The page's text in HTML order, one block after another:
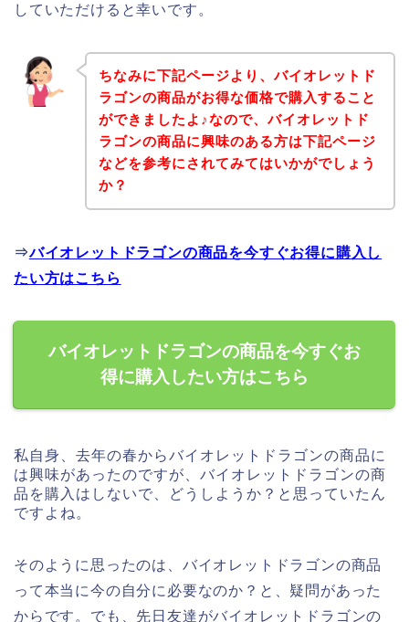
していただけると幸いです。
ちなみに下記ページより、バイオレットド
ラゴンの商品がお得な価格で購入すること
ができましたよ♪なので、バイオレットド
ラゴンの商品に興味のある方は下記ページ
などを参考にされてみてはいかがでしょう
か？
⇒バイオレットドラゴンの商品を今すぐお得に購入し
たい方はこちら
バイオレットドラゴンの商品を今すぐお
得に購入したい方はこちら
私自身、去年の春からバイオレットドラゴンの商品に
は興味があったのですが、バイオレットドラゴンの商
品を購入はしないで、どうしようか？と思っていたん
ですよね。
そのように思ったのは、バイオレットドラゴンの商品
って本当に今の自分に必要なのか？と、疑問があった
からです。でも、先日友達がバイオレットドラゴンの